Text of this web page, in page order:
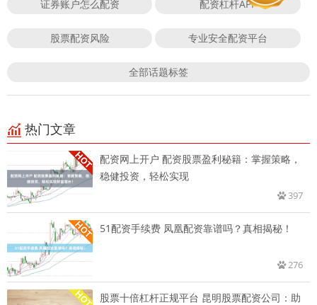
证券账户怎么配资 配资杠杆APP
股票配资风险 专业安全配资平台
全部话题标签
热门文章
配资网上开户 配资股票盈利秘籍：掌握策略，
稳健投资，轻松实现
397
51配资手续费 凤凰配资靠谱吗？真相揭秘！
276
股票十倍杠杆正规平台 昆明股票配资公司：助